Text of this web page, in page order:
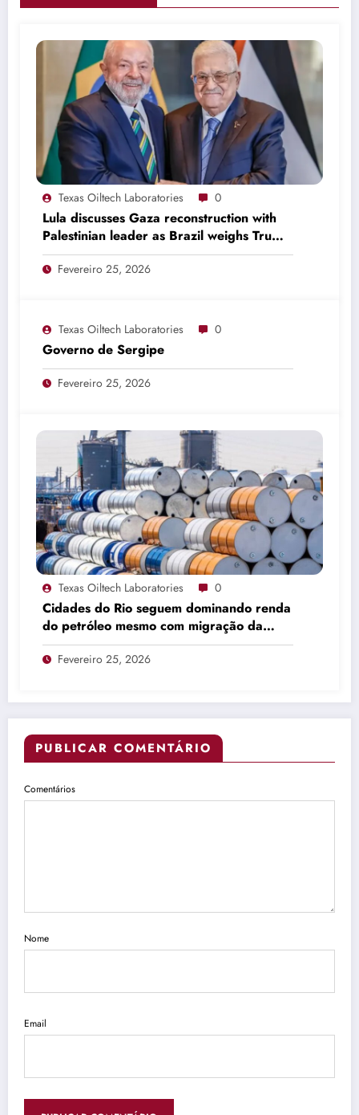
Texas Oiltech Laboratories 0
Lula discusses Gaza reconstruction with
Palestinian leader as Brazil weighs Trump
invitation
Fevereiro 25, 2026
Texas Oiltech Laboratories 0
Governo de Sergipe
Fevereiro 25, 2026
Texas Oiltech Laboratories 0
Cidades do Rio seguem dominando renda
do petróleo mesmo com migração da
produção
Fevereiro 25, 2026
PUBLICAR COMENTÁRIO
Comentários
Nome
Email